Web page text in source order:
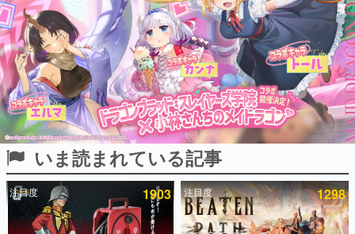
ピックアップ
電ファミのいま読まれている記事ランキング
いま読まれている記事
注目度 1903 注目度 1298